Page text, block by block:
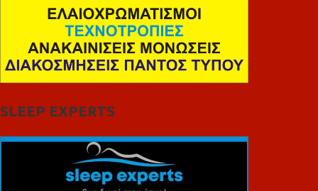
SLEEP EXPERTS